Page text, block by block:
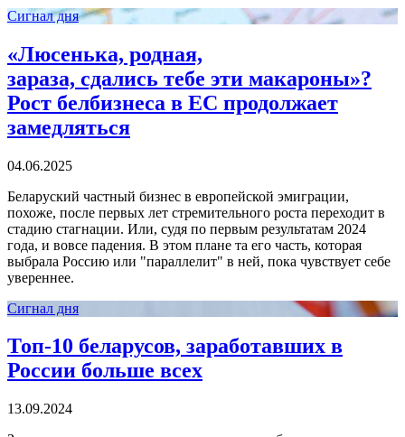
Сигнал дня
«Люсенька, родная,
зараза, сдались тебе эти макароны»?
Рост белбизнеса в ЕС продолжает
замедляться
04.06.2025
Беларуский частный бизнес в европейской эмиграции,
похоже, после первых лет стремительного роста переходит в
стадию стагнации. Или, судя по первым результатам 2024
года, и вовсе падения. В этом плане та его часть, которая
выбрала Россию или "параллелит" в ней, пока чувствует себе
увереннее.
Сигнал дня
Топ-10 беларусов, заработавших в
России больше всех
13.09.2024